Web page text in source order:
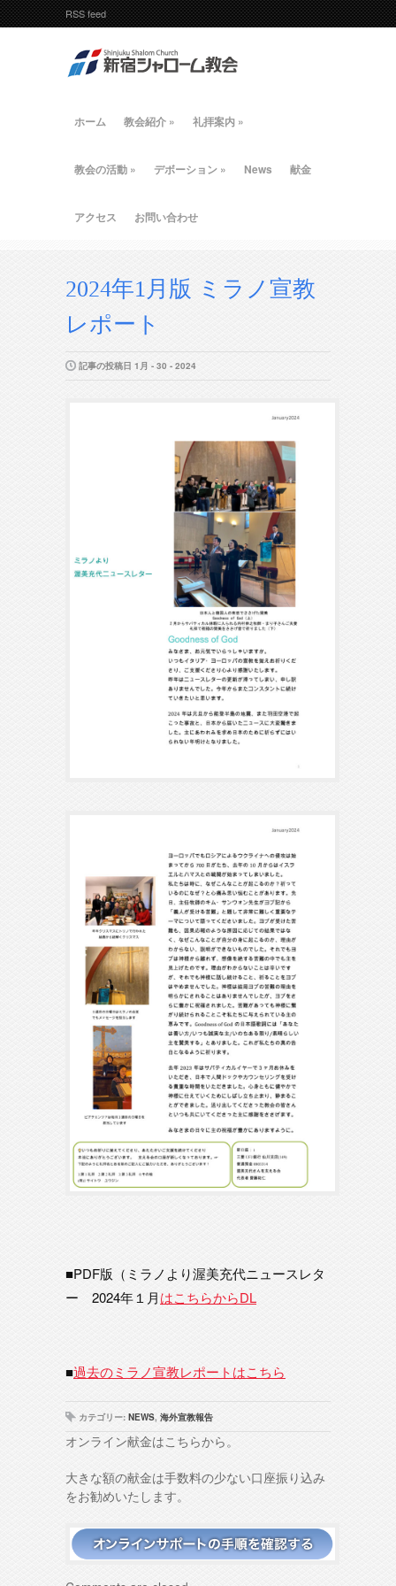
RSS feed
ホーム 教会紹介 » 礼拝案内 »
教会の活動 » デボーション » News 献金
アクセス お問い合わせ
2024年1月版 ミラノ宣教
レポート
記事の投稿日 1月 - 30 - 2024
■PDF版（ミラノより渥美充代ニュースレタ
ー 2024年１月はこちらからDL
■過去のミラノ宣教レポートはこちら
カテゴリー: NEWS, 海外宣教報告
オンライン献金はこちらから。
大きな額の献金は手数料の少ない口座振り込み
をお勧めいたします。